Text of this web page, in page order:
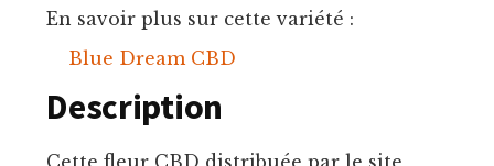
En savoir plus sur cette variété :
Blue Dream CBD
Description
Cette fleur CBD distribuée par le site